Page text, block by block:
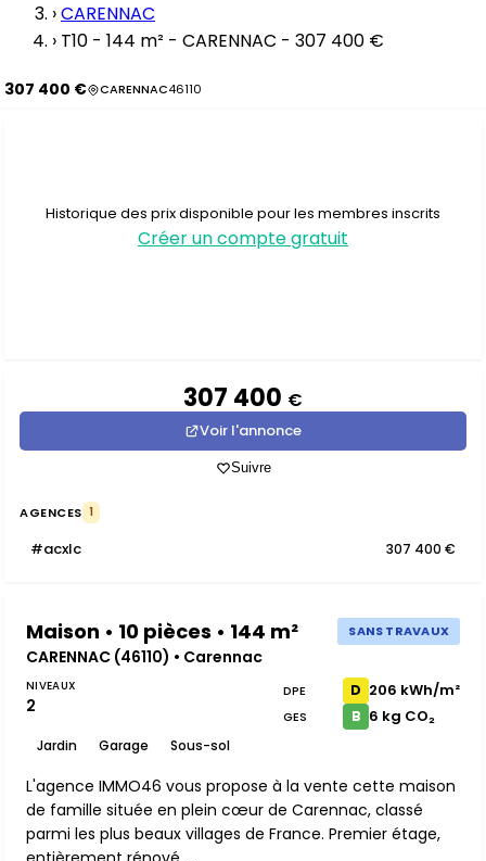
›CARENNAC
› T10 - 144 m² - CARENNAC - 307 400 €
307 400 € CARENNAC46110
Historique des prix disponible pour les membres inscrits
Créer un compte gratuit
307 400 €
Voir l'annonce
Suivre
AGENCES 1
#acxlc 307 400 €
Maison • 10 pièces • 144 m² SANS TRAVAUX
CARENNAC (46110) • Carennac
NIVEAUX
2
Jardin Garage Sous-sol
DPE D 206 kWh/m²
GES B 6 kg CO₂
L'agence IMMO46 vous propose à la vente cette maison
de famille située en plein cœur de Carennac, classé
parmi les plus beaux villages de France. Premier étage,